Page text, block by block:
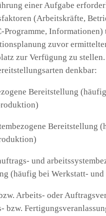
einer Aufgabe
(Arbeitskräfte,
Programme, Informationen)
zuvor
zur Verfügung zu
denkbar:
Bereitstellung
Bereitstellung
und
(häufig bei Werkstatt-
Arbeits- oder
bzw.